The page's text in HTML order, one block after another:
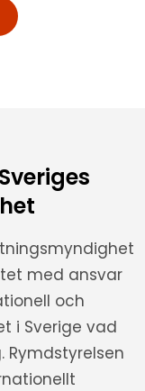
med ansvar
och
i Sverige vad
Rymdstyrelsen